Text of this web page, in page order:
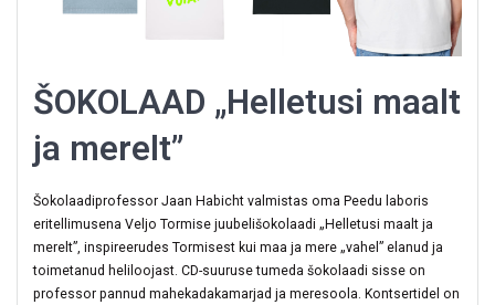
ŠOKOLAAD „Helletusi maalt
ja merelt”
Šokolaadiprofessor Jaan Habicht valmistas oma Peedu laboris
eritellimusena Veljo Tormise juubelišokolaadi „Helletusi maalt ja
merelt”, inspireerudes Tormisest kui maa ja mere „vahel” elanud ja
toimetanud heliloojast. CD-suuruse tumeda šokolaadi sisse on
professor pannud mahekadakamarjad ja meresoola. Kontsertidel on